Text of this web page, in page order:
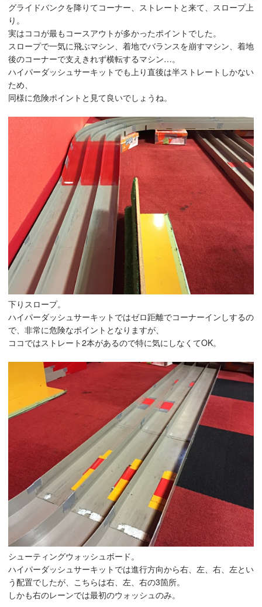
グライドバンクを降りてコーナー、ストレートと来て、スロープ上
り。
実はココが最もコースアウトが多かったポイントでした。
スロープで一気に飛ぶマシン、着地でバランスを崩すマシン、着地
後のコーナーで支えきれず横転するマシン…。
ハイパーダッシュサーキットでも上り直後は半ストレートしかない
ため、
同様に危険ポイントと見て良いでしょうね。
下りスロープ。
ハイパーダッシュサーキットではゼロ距離でコーナーインしするの
で、非常に危険なポイントとなりますが、
ココではストレート2本があるので特に気にしなくてOK。
シューティングウォッシュボード。
ハイパーダッシュサーキットでは進行方向から右、左、右、左とい
う配置でしたが、こちらは右、左、右の3箇所。
しかも右のレーンでは最初のウォッシュのみ。